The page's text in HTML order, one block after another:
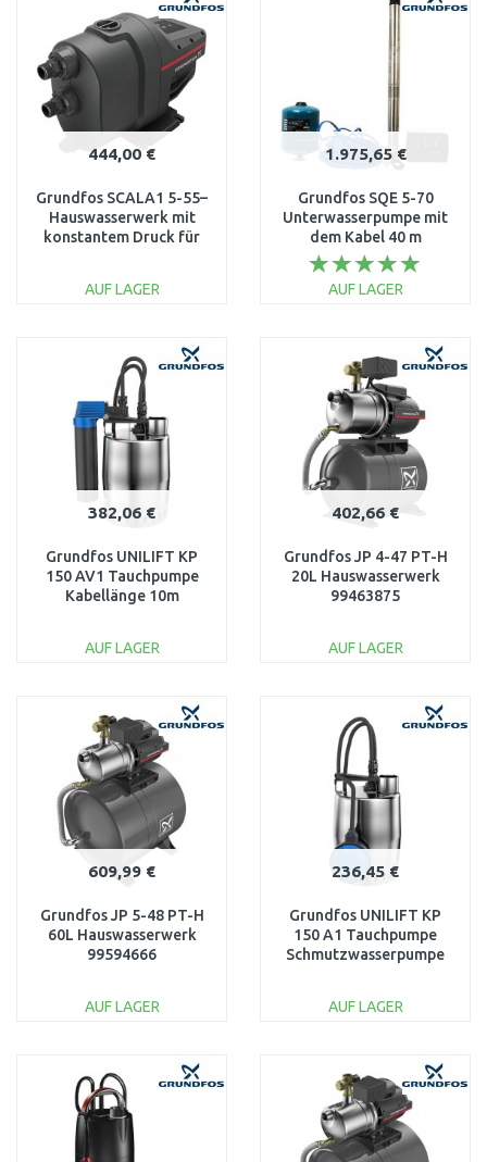
Vergleichen Vergleichen
444,00 €
Grundfos SCALA1 5-55–
Hauswasserwerk mit
konstantem Druck für
AUF LAGER
Vergleichen
1.975,65 €
Grundfos SQE 5-70
Unterwasserpumpe mit
dem Kabel 40 m
96524503
AUF LAGER
Vergleichen
382,06 €
Grundfos UNILIFT KP
150 AV1 Tauchpumpe
Kabellänge 10m
AUF LAGER
Vergleichen
402,66 €
Grundfos JP 4-47 PT-H
20L Hauswasserwerk
99463875
AUF LAGER
Vergleichen
609,99 €
Grundfos JP 5-48 PT-H
60L Hauswasserwerk
99594666
AUF LAGER
Vergleichen
236,45 €
Grundfos UNILIFT KP
150 A1 Tauchpumpe
Schmutzwasserpumpe
AUF LAGER
Vergleichen